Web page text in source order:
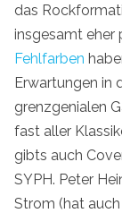
das
insgesamt eher
Fehlfarben
Erwartungen in
grenzgenialen
fast aller
gibts auch
SYPH. Peter
Strom (hat